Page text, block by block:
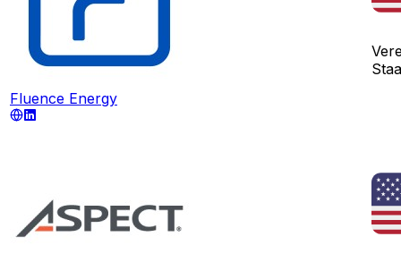
Fluence Energy